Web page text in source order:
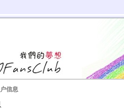
信息